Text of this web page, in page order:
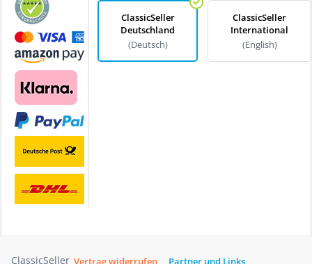
ClassicSeller
Deutschland
(Deutsch)
ClassicSeller
International
(English)
ClassicSeller Vertrag widerrufen
Partner und Links